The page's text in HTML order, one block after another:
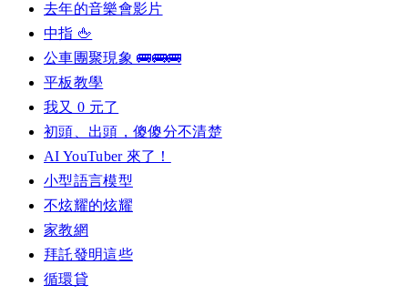
去年的音樂會影片
中指 🖕
公車團聚現象 🚌🚌🚌
平板教學
我又 0 元了
初頭、出頭，傻傻分不清楚
AI YouTuber 來了！
小型語言模型
不炫耀的炫耀
家教網
拜託發明這些
循環貸